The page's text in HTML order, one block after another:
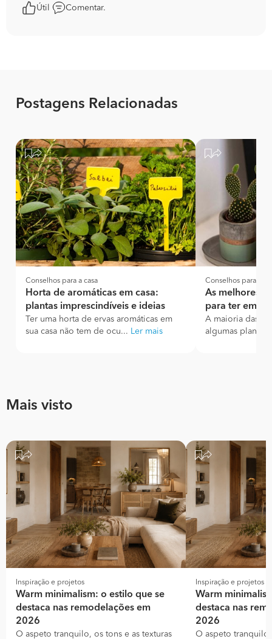
Útil Comentar.
Postagens Relacionadas
Conselhos para a casa
Horta de aromáticas em casa:
plantas imprescindíveis e ideias
Ter uma horta de ervas aromáticas em
sua casa não tem de ocu... Ler mais
Conselhos para a
As melhores
para ter em
A maioria das
algumas
Mais visto
Inspiração e projetos
Warm minimalism: o estilo que se
destaca nas remodelações em
2026
O aspeto tranquilo, os tons e as texturas
Inspiração e projetos
Warm
destaca nas
2026
O aspeto